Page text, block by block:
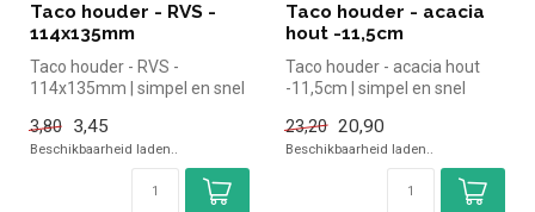
Taco houder - RVS -
114x135mm
Taco houder - RVS -
114x135mm | simpel en snel
Overzich...
3,80 3,45
Beschikbaarheid laden..
Taco houder - acacia
hout -11,5cm
Taco houder - acacia hout
-11,5cm | simpel en snel
Over...
23,20 20,90
Beschikbaarheid laden..